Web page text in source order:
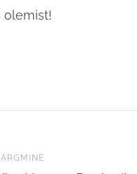
olemist!